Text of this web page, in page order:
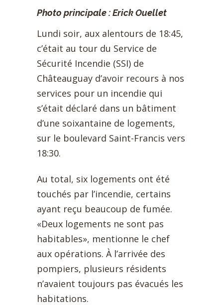
Photo principale : Erick Ouellet
Lundi soir, aux alentours de 18:45,
c’était au tour du Service de
Sécurité Incendie (SSI) de
Châteauguay d’avoir recours à nos
services pour un incendie qui
s’était déclaré dans un bâtiment
d’une soixantaine de logements,
sur le boulevard Saint-Francis vers
18:30.
Au total, six logements ont été
touchés par l’incendie, certains
ayant reçu beaucoup de fumée.
«Deux logements ne sont pas
habitables», mentionne le chef
aux opérations. À l’arrivée des
pompiers, plusieurs résidents
n’avaient toujours pas évacués les
habitations.